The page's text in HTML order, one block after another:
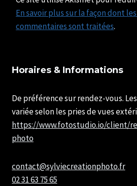
En savoir plus sur la façon dont
commentaires sont traitées.
Horaires & Informations
De préférence sur rendez-vous.
variée selon les pries de vues
https://www.fotostudio.io/client/
photo
contact@sylviecreationphoto.fr
02 31 63 75 65